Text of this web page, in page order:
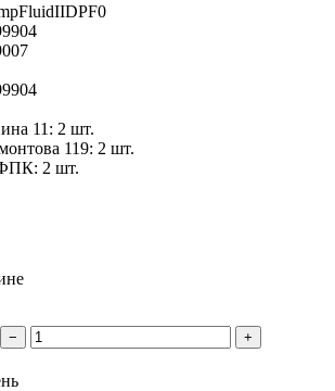
11: 2 шт.
119: 2 шт.
2 шт.
−
+